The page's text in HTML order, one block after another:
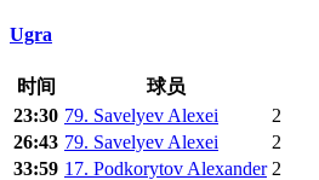
Ugra
时间 球员
23:30 79. Savelyev Alexei 2
26:43 79. Savelyev Alexei 2
33:59 17. Podkorytov Alexander 2